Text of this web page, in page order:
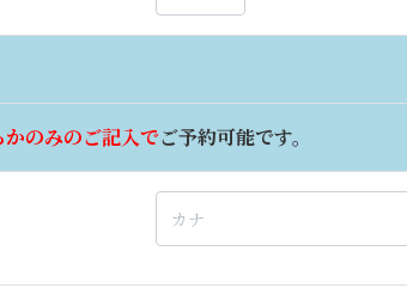
のみのご記入でご予約可能です。